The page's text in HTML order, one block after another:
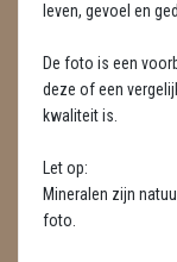
SCHEDELS /
SPECIALE
leven, gevoel en
De foto is een
deze of een
kwaliteit is.
Let op:
Mineralen zijn
foto.